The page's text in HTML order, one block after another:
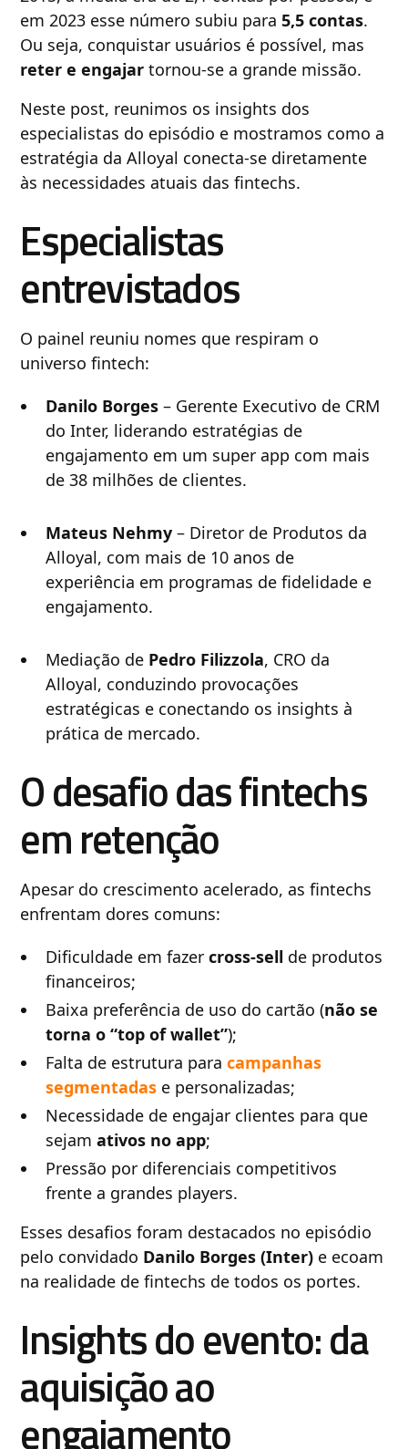
em 2023 esse número subiu para5,5 contas.
Ou seja, conquistar usuários é possível, mas
reter e engajar tornou-se a grande missão.
Neste post, reunimos os insights dos
especialistas do episódio e mostramos como a
estratégia da Alloyal conecta-se diretamente
às necessidades atuais das fintechs.
Especialistas
entrevistados
O painel reuniu nomes que respiram o
universo fintech:
Danilo Borges – Gerente Executivo de CRM
do Inter, liderando estratégias de
engajamento em um super app com mais
de 38 milhões de clientes.
Mateus Nehmy – Diretor de Produtos da
Alloyal, com mais de 10 anos de
experiência em programas de fidelidade e
engajamento.
Mediação de Pedro Filizzola, CRO da
Alloyal, conduzindo provocações
estratégicas e conectando os insights à
prática de mercado.
O desafio das fintechs
em retenção
Apesar do crescimento acelerado, as fintechs
enfrentam dores comuns:
Dificuldade em fazercross-sell de produtos
financeiros;
Baixa preferência de uso do cartão (não se
torna o “top of wallet”);
Falta de estrutura paracampanhas
segmentadas e personalizadas;
Necessidade de engajar clientes para que
sejamativos no app;
Pressão por diferenciais competitivos
frente a grandes players.
Esses desafios foram destacados no episódio
pelo convidado Danilo Borges (Inter) e ecoam
na realidade de fintechs de todos os portes.
Insights do evento: da
aquisição ao
engajamento